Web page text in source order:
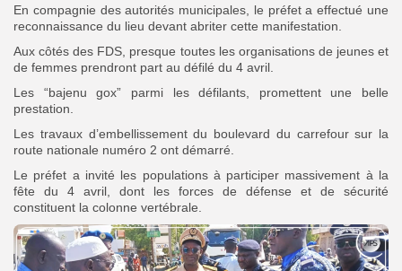
En compagnie des autorités municipales, le préfet a effectué une
reconnaissance du lieu devant abriter cette manifestation.
Aux côtés des FDS, presque toutes les organisations de jeunes et
de femmes prendront part au défilé du 4 avril.
Les “bajenu gox” parmi les défilants, promettent une belle
prestation.
Les travaux d’embellissement du boulevard du carrefour sur la
route nationale numéro 2 ont démarré.
Le préfet a invité les populations à participer massivement à la
fête du 4 avril, dont les forces de défense et de sécurité
constituent la colonne vertébrale.